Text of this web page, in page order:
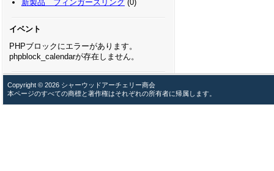
新製品 フィンガースリング (0)
イベント
PHPブロックにエラーがあります。
phpblock_calendarが存在しません。
Copyright © 2026 シャーウッドアーチェリー商会
本ページのすべての商標と著作権はそれぞれの所有者に帰属します。